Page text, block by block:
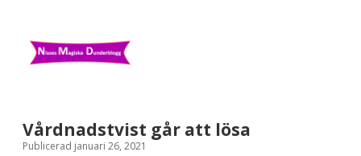
N
s
Vårdnadstvist går att lösa
Publicerad januari 26, 2021